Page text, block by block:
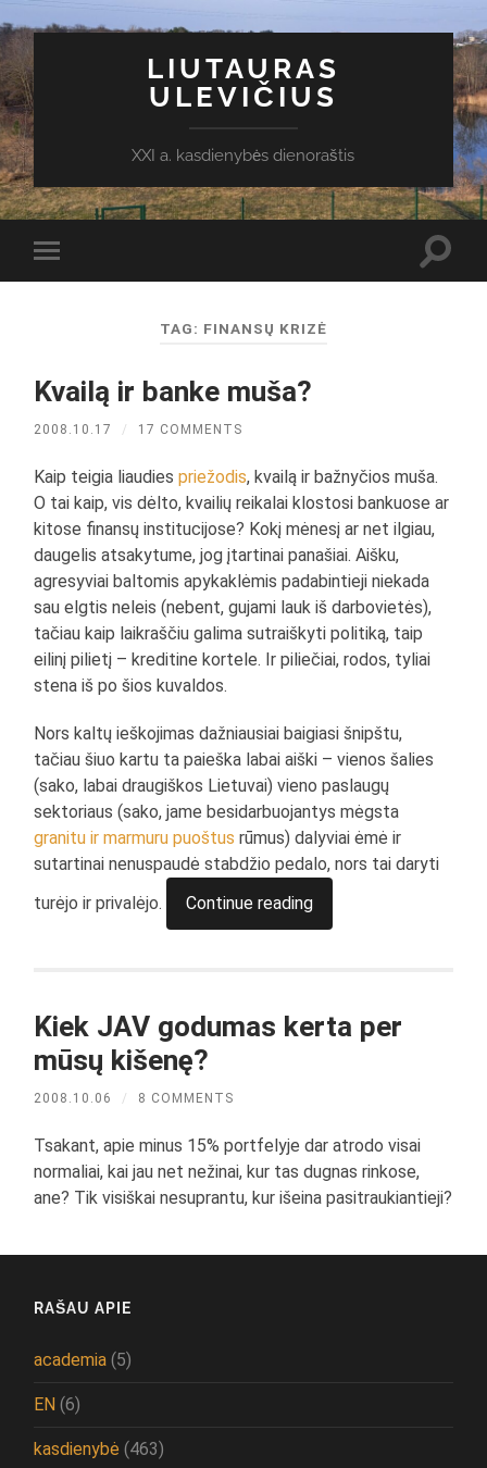
LIUTAURAS
ULEVIČIUS
XXI a. kasdienybės dienoraštis
Toggle
mobile
TAG: FINANSŲ KRIZĖ
Kvailą ir banke muša?
2008.10.17 / 17 COMMENTS
Kaip teigia liaudiespriežodis, kvailą ir bažnyčios muša.
O tai kaip, vis dėlto, kvailių reikalai klostosi bankuose ar
kitose finansų institucijose? Kokį mėnesį ar net ilgiau,
daugelis atsakytume, jog įtartinai panašiai. Aišku,
agresyviai baltomis apykaklėmis padabintieji niekada
sau elgtis neleis (nebent, gujami lauk iš darbovietės),
tačiau kaip laikraščiu galima sutraiškyti politiką, taip
eilinį pilietį – kreditine kortele. Ir piliečiai, rodos, tyliai
stena iš po šios kuvaldos.
Nors kaltų ieškojimas dažniausiai baigiasi šnipštu,
tačiau šiuo kartu ta paieška labai aiški – vienos šalies
(sako, labai draugiškos Lietuvai) vieno paslaugų
sektoriaus (sako, jame besidarbuojantys mėgsta
granitu ir marmuru puoštus rūmus) dalyviai ėmė ir
sutartinai nenuspaudė stabdžio pedalo, nors tai daryti
turėjo ir privalėjo.
Continue reading
Kiek JAV godumas kerta per
mūsų kišenę?
2008.10.06 / 8 COMMENTS
Tsakant, apie minus 15% portfelyje dar atrodo visai
normaliai, kai jau net nežinai, kur tas dugnas rinkose,
ane? Tik visiškai nesuprantu, kur išeina pasitraukiantieji?
RAŠAU APIE
academia (5)
EN (6)
kasdienybė (463)